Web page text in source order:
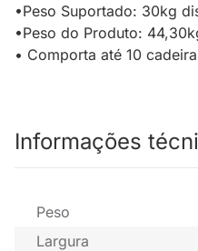
•Peso Suportado: 30kg
•Peso do Produto:
• Comporta até 10
Informações
Peso
Largura